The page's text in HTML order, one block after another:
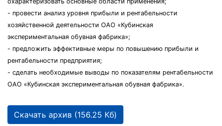
- провести анализ уровня прибыли и рентабельности
хозяйственной деятельности ОАО «Кубинская
экспериментальная обувная фабрика»;
- предложить эффективные меры по повышению прибыли и
рентабельности предприятия;
- сделать необходимые выводы по показателям рентабельности
ОАО «Кубинская экспериментальная обувная фабрика».
Скачать архив (156.25 Кб)